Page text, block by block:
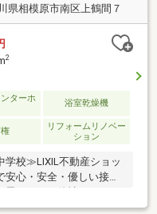
県相模原市南区上鶴間７
2
ターホ
浴室乾燥機
リフォームリノベー
ション
校≫LIXIL不動産ショッ
心・安全・優しい接客
思います。他社さんとの
～～～～～～～～～～～